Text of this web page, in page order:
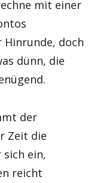
mit einer
Hinrunde, doch
dünn, die
der
Zeit die
ein,
reicht